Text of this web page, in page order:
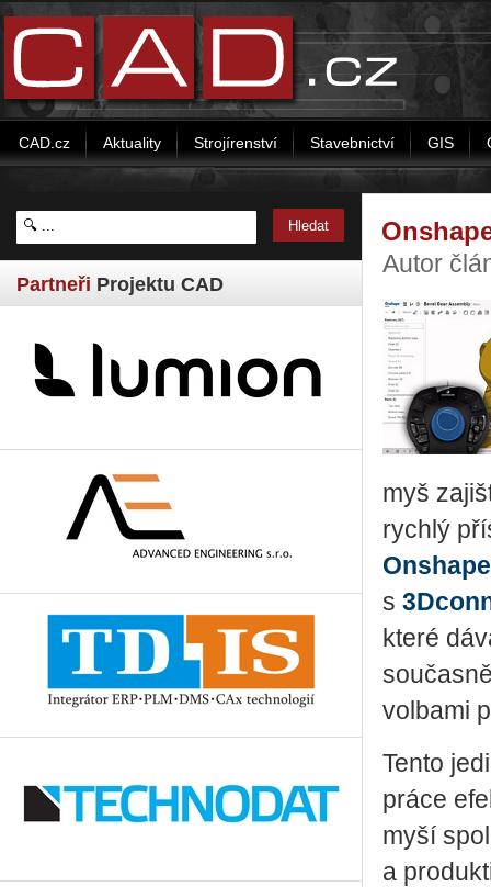
CAD.cz Aktuality Strojírenství Stavebnictví GIS
Partneři Projektu CAD
Autor
myš
rychlý
Onshape
s
které
volbami
Tento
práce
myší
a